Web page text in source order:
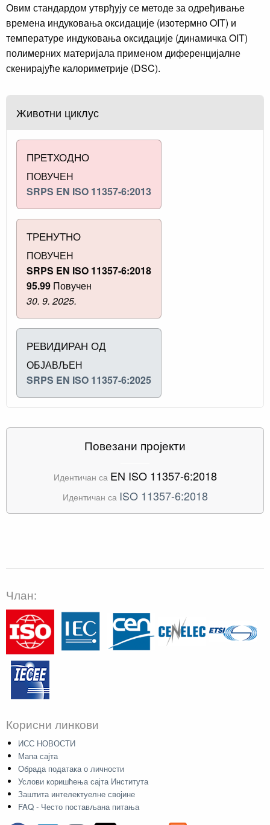
Овим стандардом утврђују се методе за одређивање
времена индуковања оксидације (изотермно OIT) и
температуре индуковања оксидације (динамичка OIT)
полимерних материјала применом диференцијалне
скенирајуће калориметрије (DSC).
Животни циклус
ПРЕТХОДНО
ПОВУЧЕН
SRPS EN ISO 11357-6:2013
ТРЕНУТНО
ПОВУЧЕН
SRPS EN ISO 11357-6:2018
95.99 Повучен
30. 9. 2025.
РЕВИДИРАН ОД
ОБЈАВЉЕН
SRPS EN ISO 11357-6:2025
Повезани пројекти
Идентичан са EN ISO 11357-6:2018
Идентичан са ISO 11357-6:2018
Члан:
Корисни линкови
ИСС НОВОСТИ
Мапа сајта
Обрада података о личности
Услови коришћења сајта Института
Заштита интелектуелне својине
FAQ - Често постављана питања